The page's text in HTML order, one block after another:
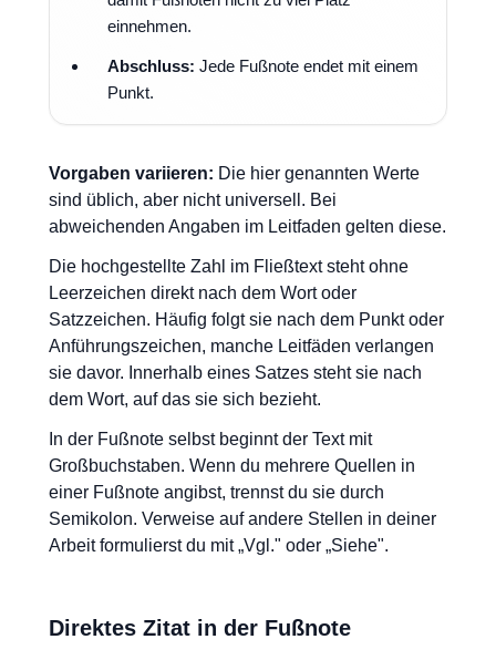
einnehmen.
Abschluss: Jede Fußnote endet mit einem
Punkt.
Vorgaben variieren: Die hier genannten Werte
sind üblich, aber nicht universell. Bei
abweichenden Angaben im Leitfaden gelten diese.
Die hochgestellte Zahl im Fließtext steht ohne
Leerzeichen direkt nach dem Wort oder
Satzzeichen. Häufig folgt sie nach dem Punkt oder
Anführungszeichen, manche Leitfäden verlangen
sie davor. Innerhalb eines Satzes steht sie nach
dem Wort, auf das sie sich bezieht.
In der Fußnote selbst beginnt der Text mit
Großbuchstaben. Wenn du mehrere Quellen in
einer Fußnote angibst, trennst du sie durch
Semikolon. Verweise auf andere Stellen in deiner
Arbeit formulierst du mit „Vgl." oder „Siehe".
Direktes Zitat in der Fußnote